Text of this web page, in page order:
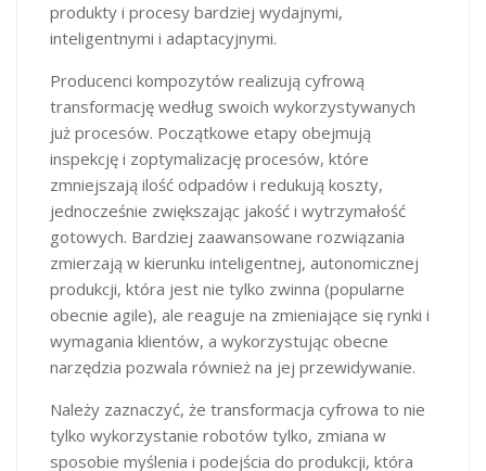
produkty i procesy bardziej wydajnymi,
inteligentnymi i adaptacyjnymi.
Producenci kompozytów realizują cyfrową
transformację według swoich wykorzystywanych
już procesów. Początkowe etapy obejmują
inspekcję i zoptymalizację procesów, które
zmniejszają ilość odpadów i redukują koszty,
jednocześnie zwiększając jakość i wytrzymałość
gotowych. Bardziej zaawansowane rozwiązania
zmierzają w kierunku inteligentnej, autonomicznej
produkcji, która jest nie tylko zwinna (popularne
obecnie agile), ale reaguje na zmieniające się rynki i
wymagania klientów, a wykorzystując obecne
narzędzia pozwala również na jej przewidywanie.
Należy zaznaczyć, że transformacja cyfrowa to nie
tylko wykorzystanie robotów tylko, zmiana w
sposobie myślenia i podejścia do produkcji, która